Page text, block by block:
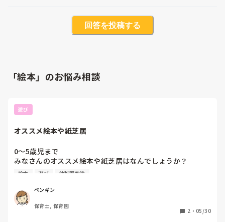
回答を投稿する
「絵本」のお悩み相談
遊び
オススメ絵本や紙芝居
0〜5歳児まで
みなさんのオススメ絵本や紙芝居はなんでしょうか？
たくさんありますよね
私は
0歳　だるまさんシリーズ、いないいないばぁ、もこもこも
絵本 遊び 幼稚園教諭
ペンギン
保育士, 保育園
2 ・ 05/30